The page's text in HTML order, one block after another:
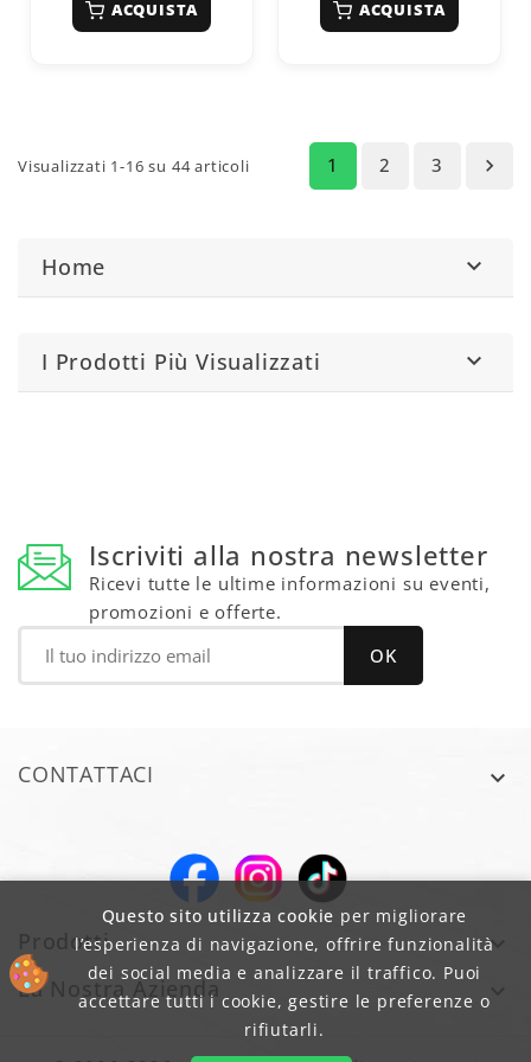
ACQUISTA ACQUISTA
Visualizzati 1-16 su 44 articoli 1 2 3 
Home 
I Prodotti Più Visualizzati 
Iscriviti alla nostra newsletter
Ricevi tutte le ultime informazioni su eventi,
promozioni e offerte.
CONTATTACI 
Prodotti

La Nostra Azienda

Questo sito utilizza cookie per migliorare
l’esperienza di navigazione, offrire funzionalità
dei social media e analizzare il traffico. Puoi
accettare tutti i cookie, gestire le preferenze o
rifiutarli.